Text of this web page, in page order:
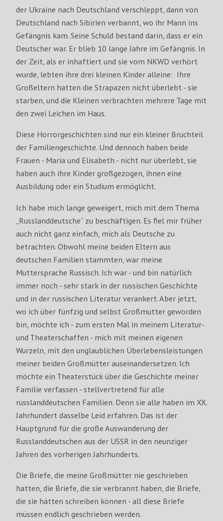
der Ukraine nach Deutschland verschleppt, dann von
Deutschland nach Sibirien verbannt, wo ihr Mann ins
Gefängnis kam. Seine Schuld bestand darin, dass er ein
Deutscher war. Er blieb 10 lange Jahre im Gefängnis. In
der Zeit, als er inhaftiert und sie vom NKWD verhört
wurde, lebten ihre drei kleinen Kinder alleine: Ihre
Großeltern hatten die Strapazen nicht überlebt - sie
starben, und die Kleinen verbrachten mehrere Tage mit
den zwei Leichen im Haus.
Diese Horrorgeschichten sind nur ein kleiner Bruchteil
der Familiengeschichte. Und dennoch haben beide
Frauen - Maria und Elisabeth - nicht nur überlebt, sie
haben auch ihre Kinder großgezogen, ihnen eine
Ausbildung oder ein Studium ermöglicht.
Ich habe mich lange geweigert, mich mit dem Thema
„Russlanddeutsche“ zu beschäftigen. Es fiel mir früher
auch nicht ganz einfach, mich als Deutsche zu
betrachten. Obwohl meine beiden Eltern aus
deutschen Familien stammten, war meine
Muttersprache Russisch. Ich war - und bin natürlich
immer noch - sehr stark in der russischen Geschichte
und in der russischen Literatur verankert. Aber jetzt,
wo ich über fünfzig und selbst Großmutter geworden
bin, möchte ich - zum ersten Mal in meinem Literatur-
und Theaterschaffen - mich mit meinen eigenen
Wurzeln, mit den unglaublichen Überlebensleistungen
meiner beiden Großmütter auseinandersetzen. Ich
möchte ein Theaterstück über die Geschichte meiner
Familie verfassen - stellvertretend für alle
russlanddeutschen Familien. Denn sie alle haben im XX.
Jahrhundert dasselbe Leid erfahren. Das ist der
Hauptgrund für die große Auswanderung der
Russlanddeutschen aus der USSR in den neunziger
Jahren des vorherigen Jahrhunderts.
Die Briefe, die meine Großmütter nie geschrieben
hatten, die Briefe, die sie verbrannt haben, die Briefe,
die sie hätten schreiben können - all diese Briefe
müssen endlich geschrieben werden.